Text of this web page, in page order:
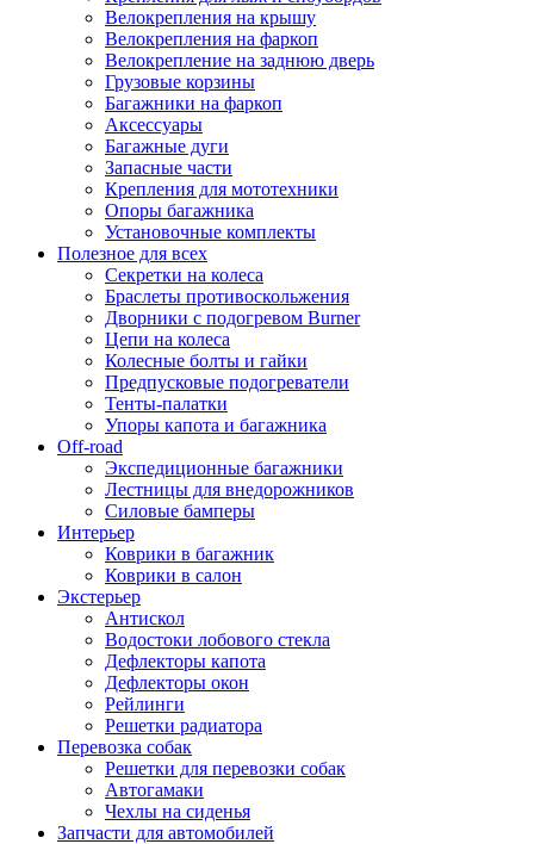
Велокрепления на крышу
Велокрепления на фаркоп
Велокрепление на заднюю дверь
Грузовые корзины
Багажники на фаркоп
Аксессуары
Багажные дуги
Запасные части
Крепления для мототехники
Опоры багажника
Установочные комплекты
Полезное для всех
Секретки на колеса
Браслеты противоскольжения
Дворники с подогревом Burner
Цепи на колеса
Колесные болты и гайки
Предпусковые подогреватели
Тенты-палатки
Упоры капота и багажника
Off-road
Экспедиционные багажники
Лестницы для внедорожников
Силовые бамперы
Интерьер
Коврики в багажник
Коврики в салон
Экстерьер
Антискол
Водостоки лобового стекла
Дефлекторы капота
Дефлекторы окон
Рейлинги
Решетки радиатора
Перевозка собак
Решетки для перевозки собак
Автогамаки
Чехлы на сиденья
Запчасти для автомобилей